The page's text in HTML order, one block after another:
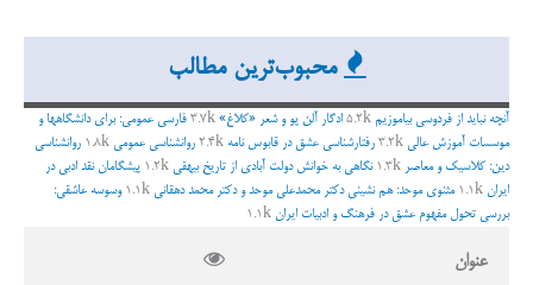
ب
ر
ا
محبوب‌ترین مطالب
آنچه نباید از فردوسی بیاموزیم ادگار آلن پو و شعر «کلاغ»
فارسی عمومی: برای دانشگاهها و
موسسات آموزش عالی
رفتارشناسی عشق در قابوس نامه روانشناسی عمومی
روانشناسی
دین: کلاسیک و معاصر
نگاهی به خوانش دولت آبادی از تاریخ بیهقی
پیشگامان نقد ادبی در
ایران
مثنوی موحد: هم نشینی دکتر محمدعلی موحد و دکتر محمد دهقانی
وسوسه عاشقی:
بررسی تحول مفهوم عشق در فرهنگ و ادبیات ایران
عنوان